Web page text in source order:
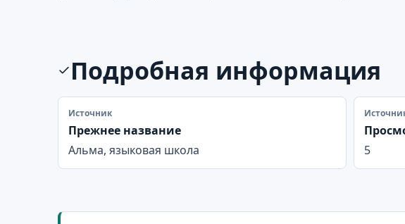
Подробная информация
Источник
Прежнее название
Альма, языковая школа
5